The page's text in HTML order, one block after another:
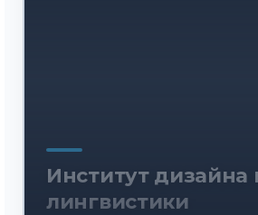
Институт дизайна
лингвистики